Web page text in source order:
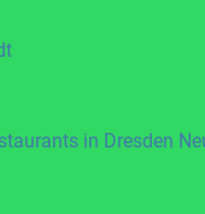
in Dresden